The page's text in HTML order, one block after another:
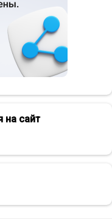
на сайт